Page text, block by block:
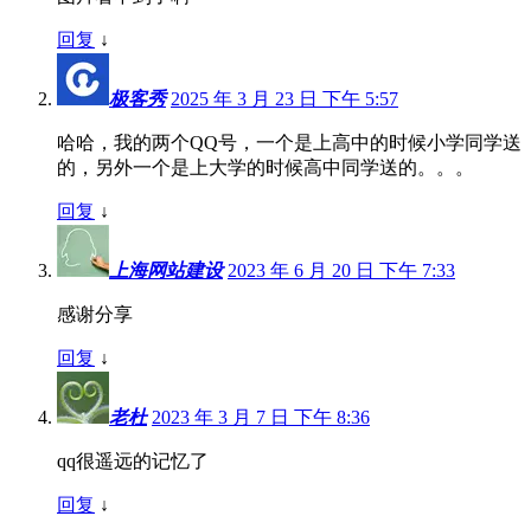
回复 ↓
极客秀 2025 年 3 月 23 日 下午 5:57
哈哈，我的两个QQ号，一个是上高中的时候小学同学送
的，另外一个是上大学的时候高中同学送的。。。
回复 ↓
上海网站建设 2023 年 6 月 20 日 下午 7:33
感谢分享
回复 ↓
老杜 2023 年 3 月 7 日 下午 8:36
qq很遥远的记忆了
回复 ↓